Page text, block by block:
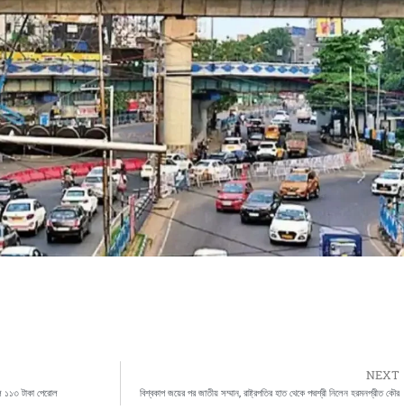
১১৩ টাকা পেরোল
NEXT
বিশ্বকাপ জয়ের পর জাতীয় সম্মান, রাষ্ট্রপতির হাত থেকে পদ্মশ্রী নিলেন হরমনপ্রীত কৌর